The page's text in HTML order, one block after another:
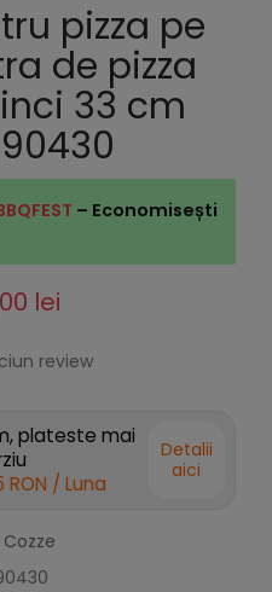
pizza pe
de pizza
33 cm
– Economisești
lei
review
plateste mai
RON / Luna
Detalii
aici